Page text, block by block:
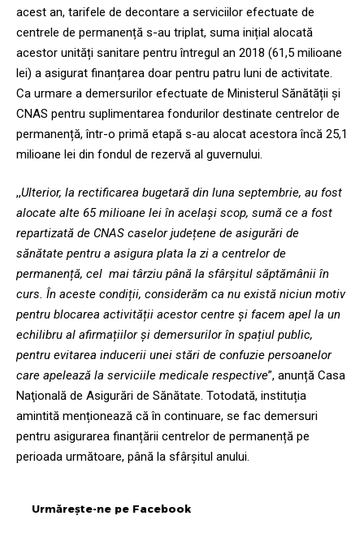
acest an, tarifele de decontare a serviciilor efectuate de
centrele de permanență s-au triplat, suma inițial alocată
acestor unități sanitare pentru întregul an 2018 (61,5 milioane
lei) a asigurat finanțarea doar pentru patru luni de activitate.
Ca urmare a demersurilor efectuate de Ministerul Sănătății și
CNAS pentru suplimentarea fondurilor destinate centrelor de
permanență, într-o primă etapă s-au alocat acestora încă 25,1
milioane lei din fondul de rezervă al guvernului.
,,Ulterior, la rectificarea bugetară din luna septembrie, au fost
alocate alte 65 milioane lei în același scop, sumă ce a fost
repartizată de CNAS caselor județene de asigurări de
sănătate pentru a asigura plata la zi a centrelor de
permanență, cel mai târziu până la sfârșitul săptămânii în
curs. În aceste condiții, considerăm ca nu există niciun motiv
pentru blocarea activității acestor centre și facem apel la un
echilibru al afirmațiilor și demersurilor în spațiul public,
pentru evitarea inducerii unei stări de confuzie persoanelor
care apelează la serviciile medicale respective”, anunță Casa
Naţională de Asigurări de Sănătate. Totodată, instituția
amintită menționează că în continuare, se fac demersuri
pentru asigurarea finanțării centrelor de permanență pe
perioada următoare, până la sfârșitul anului.
Urmărește-ne pe Facebook